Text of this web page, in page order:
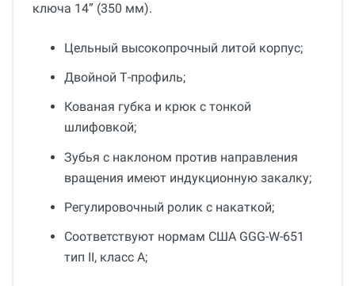
ключа 14” (350 мм).
Цельный высокопрочный литой корпус;
Двойной Т-профиль;
Кованая губка и крюк с тонкой
шлифовкой;
Зубья с наклоном против направления
вращения имеют индукционную закалку;
Регулировочный ролик с накаткой;
Соответствуют нормам США GGG-W-651
тип II, класс A;